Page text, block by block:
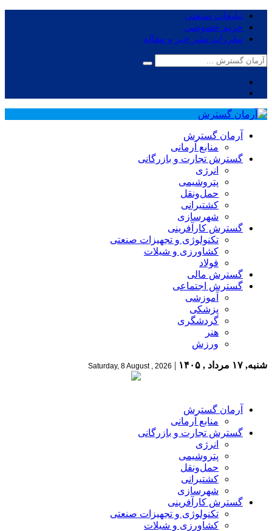
تبلیغات صنعتی
حریم خصوصی
مقررات نشر خبر و مقاله
آرمان گسترش
منابع آرمانی
گسترش تجارت و بازرگانی
انرژی
پتروشیمی
حمل‌و‌نقل
کشتیرانی
شهرسازی
گسترش کارآفرینی
تکنولوژی و تجهیزات صنعتی
کشاورزی و شیلات
فولاد
گسترش مالی
گسترش اجتماعی
آموزشی
پزشکی
گردشگری
هنر
ورزش
شنبه, ۱۷ مرداد , ۱۴۰۵ |
Saturday, 8 August , 2026
آرمان گسترش
منابع آرمانی
گسترش تجارت و بازرگانی
انرژی
پتروشیمی
حمل‌و‌نقل
کشتیرانی
شهرسازی
گسترش کارآفرینی
تکنولوژی و تجهیزات صنعتی
کشاورزی و شیلات